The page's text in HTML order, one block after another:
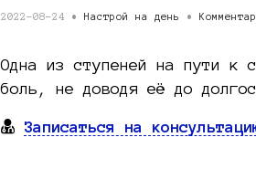
2022-08-24 • Настрой на день •
Одна из ступеней на пути к
боль, не доводя её до
Записаться на